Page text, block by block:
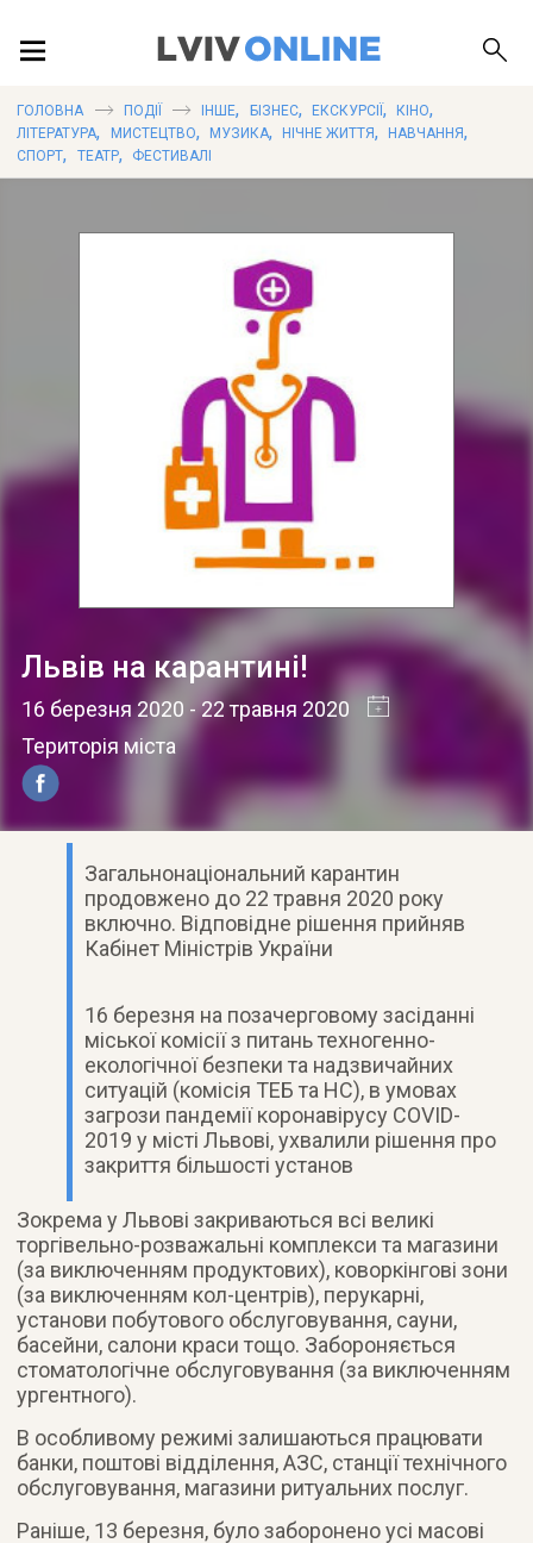
ЛОКАЦІЇ
ГОЛОВНА ПОДІЇ ІНШЕ, БІЗНЕС, ЕКСКУРСІЇ , КІНО,
ЛІТЕРАТУРА, МИСТЕЦТВО, МУЗИКА, НІЧНЕ ЖИТТЯ, НАВЧАННЯ,
СПОРТ, ТЕАТР, ФЕСТИВАЛІ
Львів на карантині!
16 березня 2020 - 22 травня 2020
Територія міста
Загальнонаціональний карантин
продовжено до 22 травня 2020 року
включно. Відповідне рішення прийняв
Кабінет Міністрів України
16 березня на позачерговому засіданні
міської комісії з питань техногенно-
екологічної безпеки та надзвичайних
ситуацій (комісія ТЕБ та НС), в умовах
загрози пандемії коронавірусу COVID-
2019 у місті Львові, ухвалили рішення про
закриття більшості установ
Зокрема у Львові закриваються всі великі
торгівельно-розважальні комплекси та магазини
(за виключенням продуктових), коворкінгові зони
(за виключенням кол-центрів), перукарні,
установи побутового обслуговування, сауни,
басейни, салони краси тощо. Забороняється
стоматологічне обслуговування (за виключенням
ургентного).
В особливому режимі залишаються працювати
банки, поштові відділення, АЗС, станції технічного
обслуговування, магазини ритуальних послуг.
Раніше, 13 березня, було заборонено усі масові